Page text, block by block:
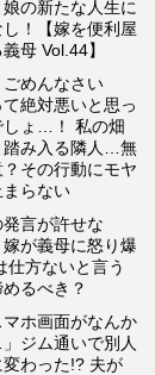
娘の新たな人生に
！【嫁を便利屋
母 Vol.44】
ごめんなさい
絶対悪いと思っ
しょ…！ 私の畑
踏み入る隣人…無
その行動にモヤ
らない
発言が許せな
が義母に怒り爆
仕方ないと言う
るべき？
マホ画面がなんか
ジム通いで別人
わった!? 夫が